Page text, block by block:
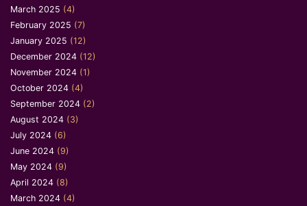
March 2025 (4)
February 2025 (7)
January 2025 (12)
December 2024 (12)
November 2024 (1)
October 2024 (4)
September 2024 (2)
August 2024 (3)
July 2024 (6)
June 2024 (9)
May 2024 (9)
April 2024 (8)
March 2024 (4)